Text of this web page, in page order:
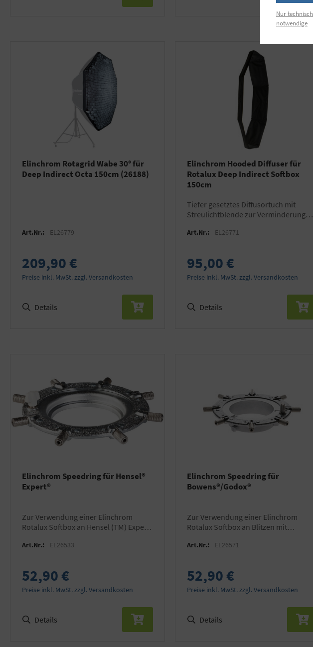
Elinchrom Rotagrid Wabe 30° für
Deep Indirect Octa 150cm (26188)
Art.Nr.: EL26779
209,90 €
Preise inkl. MwSt. zzgl. Versandkosten
Details
Elinchrom Hooded Diffuser für
Rotalux Deep Indirect Softbox
150cm
tiefer gesetztes Diffusortuch mit
Streulichtblende zur Verminderung
Art.Nr.: EL26771
95,00 €
Preise inkl. MwSt. zzgl. Versandkosten
Details
Elinchrom Speedring für Hensel®
Expert®
zur Verwendung einer Elinchrom
Rotalux Softbox an Hensel (TM) Expert
Art.Nr.: EL26533
52,90 €
Preise inkl. MwSt. zzgl. Versandkosten
Details
Elinchrom Speedring für
Bowens®/Godox®
zur Verwendung einer Elinchrom
Rotalux Softbox an Blitzen mit
Art.Nr.: EL26571
52,90 €
Preise inkl. MwSt. zzgl. Versandkosten
Details
Nur technisch
notwendige